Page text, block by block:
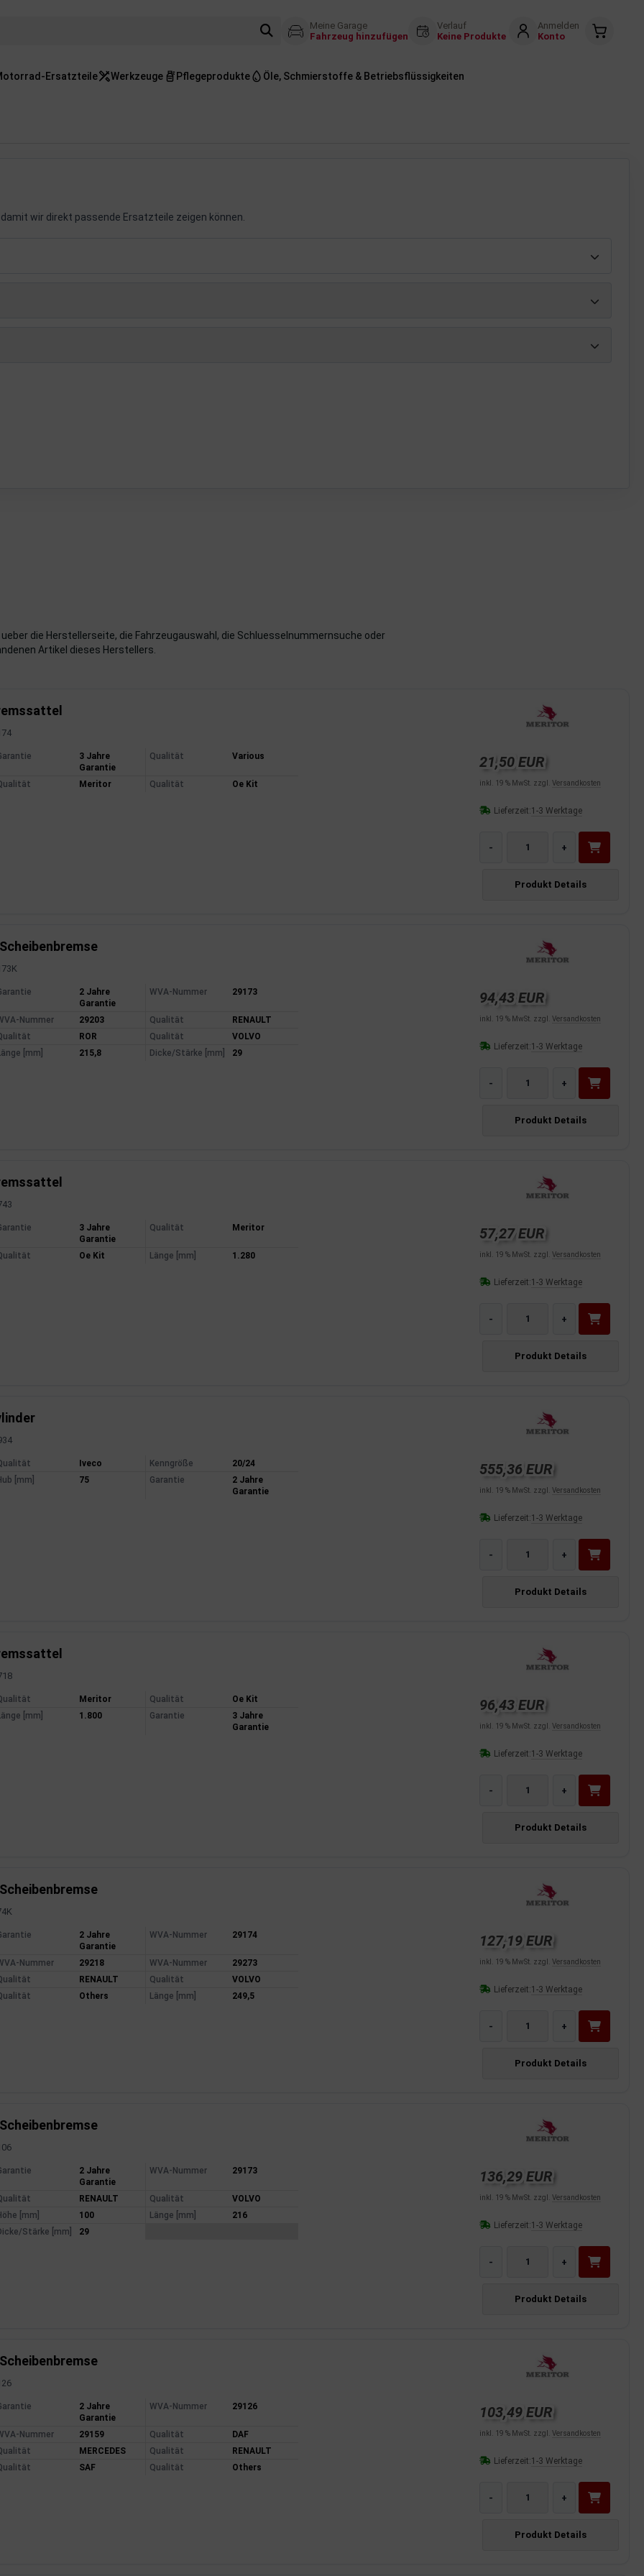
Meine Garage
Fahrzeug hinzufügen
Verlauf
Keine Produkte
Anmelden
Konto
Ersatzteile Werkzeuge Pflegeprodukte Öle, Schmierstoffe & Betriebsflüssigkeiten
wir direkt passende Ersatzteile zeigen können.
die Herstellerseite, die Fahrzeugauswahl, die Schluesselnummernsuche oder
Artikel dieses Herstellers.
3 Jahre
Garantie
Qualität Various
Meritor Qualität Oe Kit
21,50 EUR
inkl. 19 % MwSt. zzgl. Versandkosten
Lieferzeit:1-3 Werktage
- +
Produkt Details
2 Jahre
Garantie
WVA-Nummer 29173
Nummer 29203 Qualität
RENAULT
ROR Qualität
VOLVO
[mm]
215,8 Dicke/Stärke [mm] 29
94,43 EUR
inkl. 19 % MwSt. zzgl. Versandkosten
Lieferzeit:1-3 Werktage
- +
Produkt Details
3 Jahre
Garantie
Qualität Meritor
Oe Kit Länge [mm] 1.280
57,27 EUR
inkl. 19 % MwSt. zzgl. Versandkosten
Lieferzeit:1-3 Werktage
- +
Produkt Details
Iveco Kenngröße
20/24
[mm]
75 Garantie
2 Jahre
Garantie
555,36 EUR
inkl. 19 % MwSt. zzgl. Versandkosten
Lieferzeit:1-3 Werktage
- +
Produkt Details
Meritor Qualität
Oe Kit
[mm]
1.800 Garantie
3 Jahre
Garantie
96,43 EUR
inkl. 19 % MwSt. zzgl. Versandkosten
Lieferzeit:1-3 Werktage
- +
Produkt Details
2 Jahre
Garantie
WVA-Nummer 29174
Nummer 29218 WVA-Nummer
29273
RENAULT Qualität
VOLVO
Others Länge [mm] 249,5
127,19 EUR
inkl. 19 % MwSt. zzgl. Versandkosten
Lieferzeit:1-3 Werktage
- +
Produkt Details
2 Jahre
Garantie
WVA-Nummer 29173
RENAULT Qualität
VOLVO
[mm]
100 Länge [mm]
216
Stärke [mm]
29
136,29 EUR
inkl. 19 % MwSt. zzgl. Versandkosten
Lieferzeit:1-3 Werktage
- +
Produkt Details
2 Jahre
Garantie
WVA-Nummer 29126
Nummer 29159 Qualität
DAF
MERCEDES Qualität
RENAULT
SAF Qualität Others
103,49 EUR
inkl. 19 % MwSt. zzgl. Versandkosten
Lieferzeit:1-3 Werktage
- +
Produkt Details